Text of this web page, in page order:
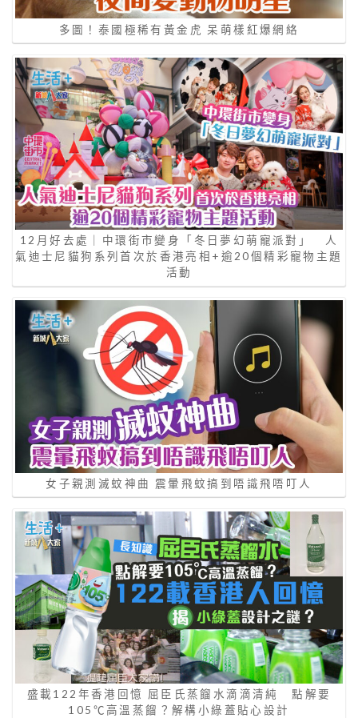
多圖！泰國極稀有黃金虎 呆萌樣紅爆網絡
12月好去處｜中環街市變身「冬日夢幻萌寵派對」 人
氣迪士尼貓狗系列首次於香港亮相+逾20個精彩寵物主題
活動
女子親測滅蚊神曲 震暈飛蚊搞到唔識飛唔叮人
盛載122年香港回憶 屈臣氏蒸餾水滴滴清純 點解要
105℃高溫蒸餾？解構小綠蓋貼心設計